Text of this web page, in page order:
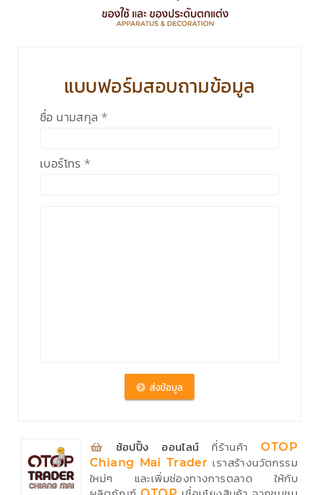
ช้อปปิ้ง ออนไลน์ ที่ร้านค้าOTOP
Chiang Mai Trader เราสร้างนวัตกรรม
ใหม่ๆ และเพิ่มช่องทางการตลาด ให้กับ